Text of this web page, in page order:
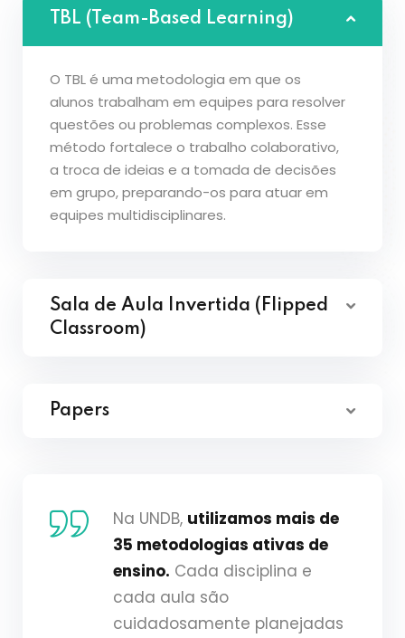
TBL (Team-Based Learning)
O TBL é uma metodologia em que os
alunos trabalham em equipes para resolver
questões ou problemas complexos. Esse
método fortalece o trabalho colaborativo,
a troca de ideias e a tomada de decisões
em grupo, preparando-os para atuar em
equipes multidisciplinares.
Sala de Aula Invertida (Flipped
Classroom)
Papers
Na UNDB, utilizamos mais de
35 metodologias ativas de
ensino. Cada disciplina e
cada aula são
cuidadosamente planejadas